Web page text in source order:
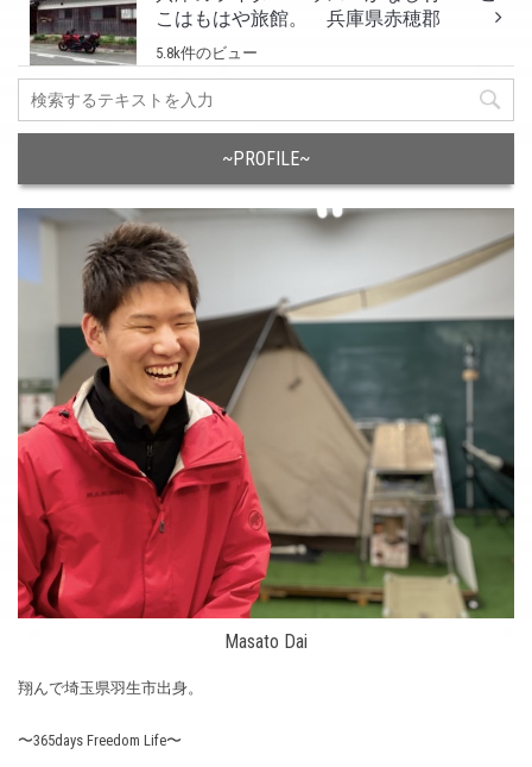
こはもはや旅館。 兵庫県赤穂郡
5.8k件のビュー
~PROFILE~
Masato Dai
翔んで埼玉県羽生市出身。
〜365days Freedom Life〜